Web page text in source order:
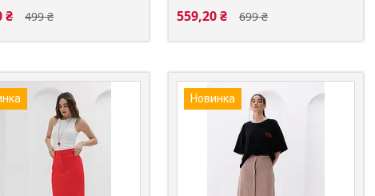
499 ₴
₴ 699 ₴
559,20 ₴
Новинка